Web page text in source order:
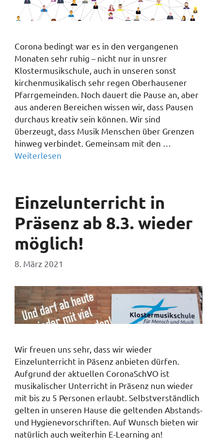
Corona bedingt war es in den vergangenen
Monaten sehr ruhig – nicht nur in unsrer
Klostermusikschule, auch in unseren sonst
kirchenmusikalisch sehr regen Oberhausener
Pfarrgemeinden. Noch dauert die Pause an, aber
aus anderen Bereichen wissen wir, dass Pausen
durchaus kreativ sein können. Wir sind
überzeugt, dass Musik Menschen über Grenzen
hinweg verbindet. Gemeinsam mit den …
Weiterlesen
Einzelunterricht in
Präsenz ab 8.3. wieder
möglich!
8. März 2021
Wir freuen uns sehr, dass wir wieder
Einzelunterricht in Päsenz anbieten dürfen.
Aufgrund der aktuellen CoronaSchVO ist
musikalischer Unterricht in Präsenz nun wieder
mit bis zu 5 Personen erlaubt. Selbstverständlich
gelten in unseren Hause die geltenden Abstands-
und Hygienevorschriften. Auf Wunsch bieten wir
natürlich auch weiterhin E-Learning an!